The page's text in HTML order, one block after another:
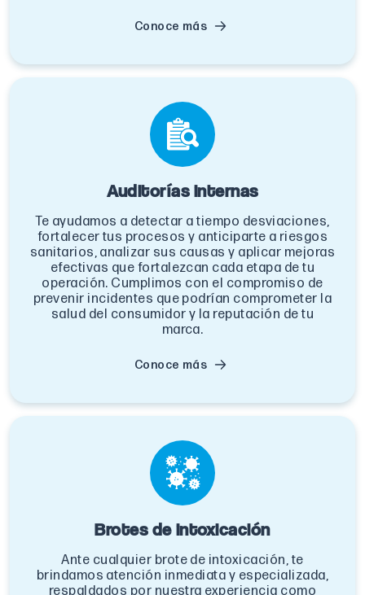
Conoce más
Auditorías internas
Te ayudamos a detectar a tiempo desviaciones,
fortalecer tus procesos y anticiparte a riesgos
sanitarios, analizar sus causas y aplicar mejoras
efectivas que fortalezcan cada etapa de tu
operación. Cumplimos con el compromiso de
prevenir incidentes que podrían comprometer la
salud del consumidor y la reputación de tu
marca.
Conoce más
Brotes de intoxicación
Ante cualquier brote de intoxicación, te
brindamos atención inmediata y especializada,
respaldados por nuestra experiencia como